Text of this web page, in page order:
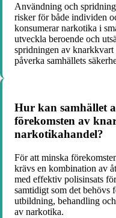
Användning och
risker för både individen
konsumerar narkotika i
utveckla beroende och
spridningen av
påverka samhällets
Hur kan samhället
förekomsten av
narkotikahandel?
För att minska
krävs en kombination av
med effektiv polisinsats
samtidigt som det behövs
utbildning, behandling
av narkotika.